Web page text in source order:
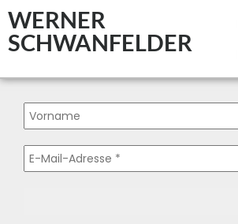
WERNER
SCHWANFELDER